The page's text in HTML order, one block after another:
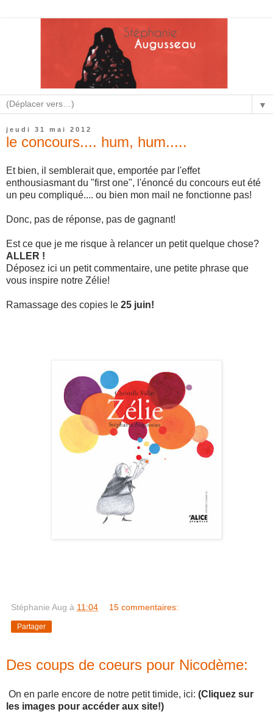
▼
jeudi 31 mai 2012
le concours.... hum, hum.....
Et bien, il semblerait que, emportée par l'effet
enthousiasmant du "first one", l'énoncé du concours eut été
un peu compliqué.... ou bien mon mail ne fonctionne pas!
Donc, pas de réponse, pas de gagnant!
Est ce que je me risque à relancer un petit quelque chose?
ALLER !
Déposez ici un petit commentaire, une petite phrase que
vous inspire notre Zélie!
Ramassage des copies le 25 juin!
Stéphanie Aug à 11:04 15 commentaires:
Partager
Des coups de coeurs pour Nicodème:
On en parle encore de notre petit timide, ici: (Cliquez sur
les images pour accéder aux site!)